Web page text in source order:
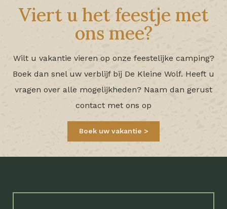
Viert u het feestje met
ons mee?
Wilt u vakantie vieren op onze feestelijke camping?
Boek dan snel uw verblijf bij De Kleine Wolf. Heeft u
vragen over alle mogelijkheden? Naam dan gerust
contact met ons op
Boek uw vakantie